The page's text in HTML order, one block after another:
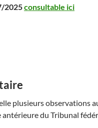
2025consultable ici
plusieurs observations
du Tribunal